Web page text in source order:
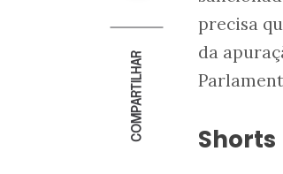
COMPARTILHAR
precisa
da
Shorts